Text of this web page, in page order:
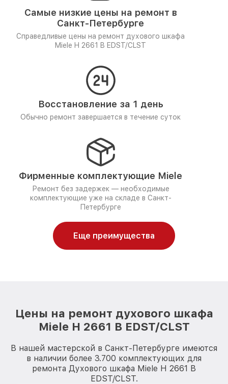
Самые низкие цены на ремонт в
Санкт-Петербурге
Справедливые цены на ремонт духового шкафа
Miele H 2661 B EDST/CLST
Восстановление за 1 день
Обычно ремонт завершается в течение суток
Фирменные комплектующие Miele
Ремонт без задержек — необходимые
комплектующие уже на складе в Санкт-
Петербурге
Еще преимущества
Цены на ремонт духового шкафа
Miele H 2661 B EDST/CLST
В нашей мастерской в Санкт-Петербурге имеются
в наличии более 3.700 комплектующих для
ремонта Духового шкафа Miele H 2661 B
EDST/CLST.